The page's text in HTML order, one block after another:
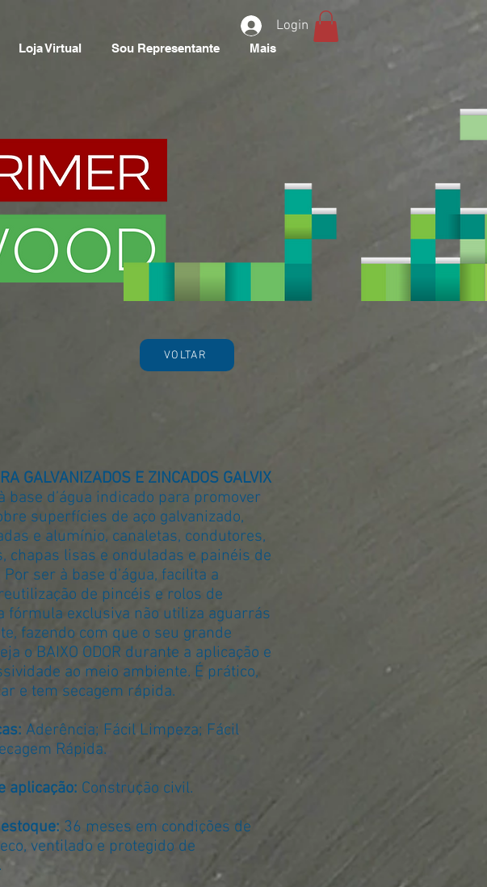
Loja Virtual Sou Representante Mais
Login
VOLTAR
GALVANIZADOS E ZINCADOS GALVIX
base d’água indicado para promover
superfícies de aço galvanizado,
e alumínio, canaletas, condutores,
chapas lisas e onduladas e painéis de
ser à base d’água, facilita a
de pincéis e rolos de
fórmula exclusiva não utiliza aguarrás
fazendo com que o seu grande
o BAIXO ODOR durante a aplicação e
ao meio ambiente. É prático,
e tem secagem rápida.
Aderência; Fácil Limpeza; Fácil
Rápida.
aplicação: Construção civil.
36 meses em condições de
ventilado e protegido de